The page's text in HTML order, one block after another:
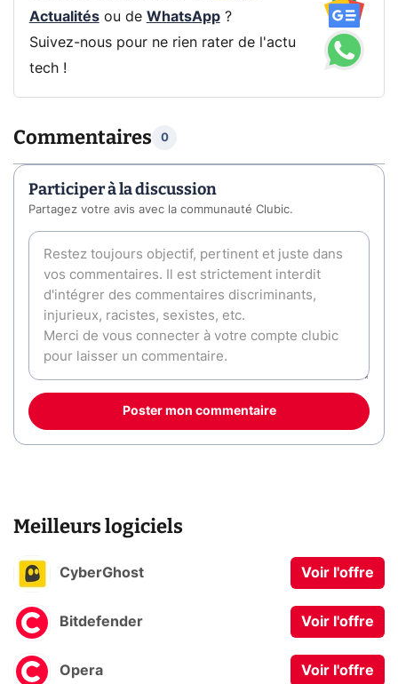
Actualitésou de WhatsApp?
Suivez-nous pour ne rien rater de l'actu
tech !
Commentaires 0
Participer à la discussion
Partagez votre avis avec la communauté Clubic.
Poster mon commentaire
Meilleurs logiciels
CyberGhost Voir l'offre
Bitdefender Voir l'offre
Opera Voir l'offre